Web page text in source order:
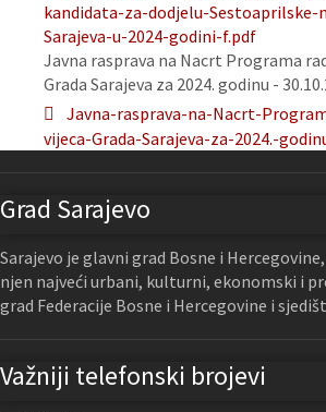
kandidata-za-dodjelu-Sestoaprilske-
Sarajeva-u-2024-godini-f.pdf
Javna rasprava na Nacrt Programa
Grada Sarajeva za 2024. godinu -
Javna-rasprava-na-Nacrt-
vijeca-Grada-Sarajeva-za-2024.-
Grad Sarajevo
Sarajevo je glavni grad Bosne i
njen najveći urbani, kulturni, ekonomski i
grad Federacije Bosne i Hercegovine i
Važniji telefonski brojevi